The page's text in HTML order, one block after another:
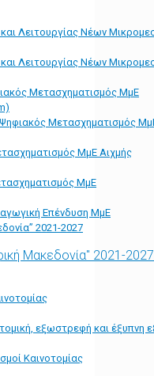
Λειτουργίας Νέων
Λειτουργίας Νέων
Μετασχηματισμός ΜμΕ
Μετασχηματισμός
ΜμΕ Αιχμής
ΜμΕ
Επένδυση ΜμΕ
2021-2027
Μακεδονία" 2021-2027
εξωστρεφή και έξυπνη
Καινοτομίας